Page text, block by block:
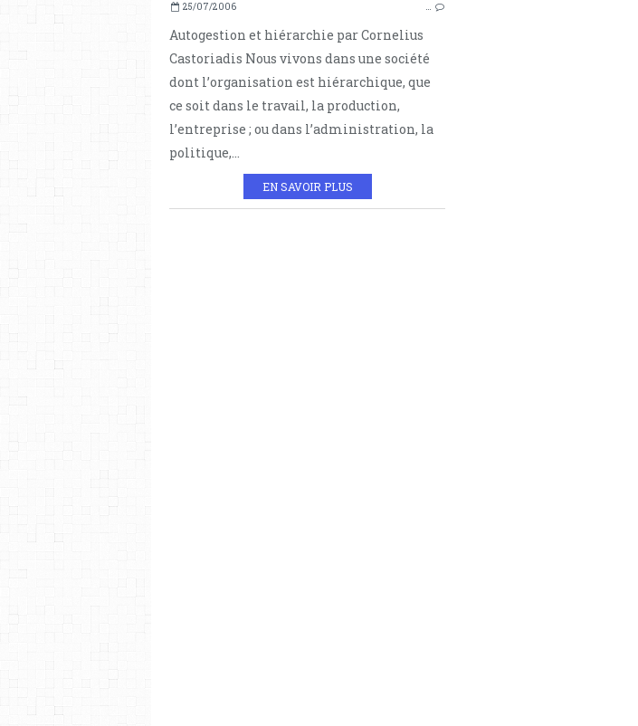
25/07/2006 …
Autogestion et hiérarchie par Cornelius
Castoriadis Nous vivons dans une société
dont l’organisation est hiérarchique, que
ce soit dans le travail, la production,
l’entreprise ; ou dans l’administration, la
politique,...
EN SAVOIR PLUS